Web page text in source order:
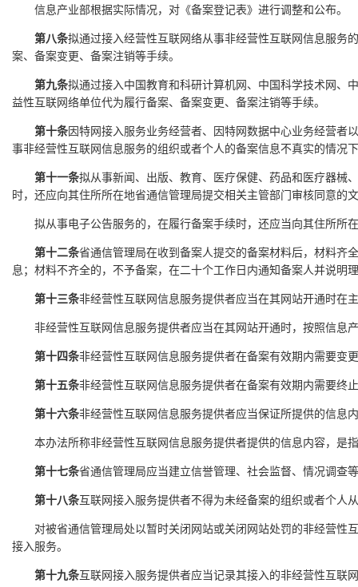
信息产业部根据实际情况，对《备案登记表》进行调整和公布。
第八条拟通过接入经营性互联网络从事非经营性互联网信息服务
案、备案变更、备案注销等手续。
第九条拟通过接入中国教育和科研计算机网、中国科学技术网、
益性互联网络单位代为履行备案、备案变更、备案注销等手续。
第十条因特网接入服务业务经营者、因特网数据中心业务经营者
事非经营性互联网信息服务的组织或者个人的备案信息不真实的情况
第十一条拟从事新闻、出版、教育、医疗保健、药品和医疗器械
时，还应向其住所所在地省通信管理局提交相关主管部门审核同意的
拟从事电子公告服务的，在履行备案手续时，还应当向其住所所
第十二条省通信管理局在收到备案人提交的备案材料后，材料齐
息；材料不齐全的，不予备案，在二十个工作日内通知备案人并说明
第十三条非经营性互联网信息服务提供者应当在其网站开通时在
非经营性互联网信息服务提供者应当在其网站开通时，按照信息
第十四条非经营性互联网信息服务提供者在备案有效期内需要变
第十五条非经营性互联网信息服务提供者在备案有效期内需要终
第十六条非经营性互联网信息服务提供者应当保证所提供的信息
本办法所称非经营性互联网信息服务提供者提供的信息内容，是
第十七条省通信管理局应当建立信誉管理、社会监督、情况调查
第十八条互联网接入服务提供者不得为未经备案的组织或者个人
对被省通信管理局处以暂时关闭网站或关闭网站处罚的非经营性
接入服务。
第十九条互联网接入服务提供者应当记录其接入的非经营性互联